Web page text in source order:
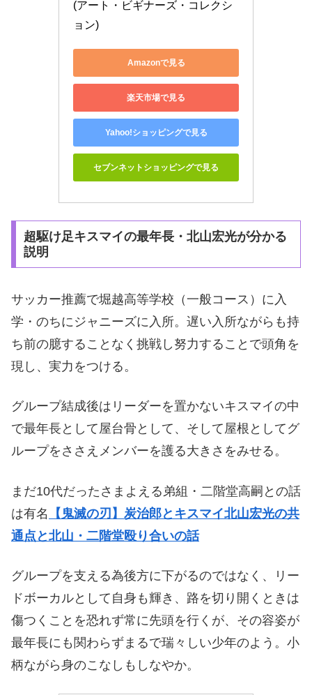
(アート・ビギナーズ・コレクシ
ョン)
Amazonで見る
楽天市場で見る
Yahoo!ショッピングで見る
セブンネットショッピングで見る
超駆け足キスマイの最年長・北山宏光が分かる
説明
サッカー推薦で堀越高等学校（一般コース）に入
学・のちにジャニーズに入所。遅い入所ながらも持
ち前の臆することなく挑戦し努力することで頭角を
現し、実力をつける。
グループ結成後はリーダーを置かないキスマイの中
で最年長として屋台骨として、そして屋根としてグ
ループをささえメンバーを護る大きさをみせる。
まだ10代だったさまよえる弟組・二階堂高嗣との話
は有名
【鬼滅の刃】炭治郎とキスマイ北山宏光の共
通点と北山・二階堂殴り合いの話
グループを支える為後方に下がるのではなく、リー
ドボーカルとして自身も輝き、路を切り開くときは
傷つくことを恐れず常に先頭を行くが、その容姿が
最年長にも関わらずまるで瑞々しい少年のよう。小
柄ながら身のこなしもしなやか。